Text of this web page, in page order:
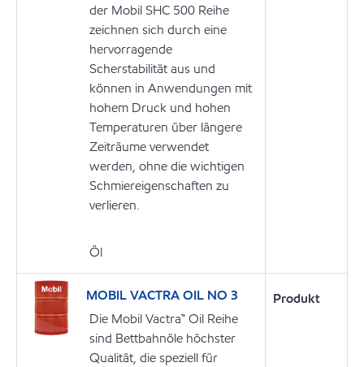
der Mobil SHC 500 Reihe
zeichnen sich durch eine
hervorragende
Scherstabilität aus und
können in Anwendungen mit
hohem Druck und hohen
Temperaturen über längere
Zeiträume verwendet
werden, ohne die wichtigen
Schmiereigenschaften zu
verlieren.
Öl
MOBIL VACTRA OIL NO 3
Die Mobil Vactra™ Oil Reihe
sind Bettbahnöle höchster
Qualität, die speziell für
Produkt